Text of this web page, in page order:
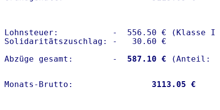
Lohnsteuer:           -  556.50 € (Klasse I)
Solidaritätszuschlag: -   30.60 €
Abzüge gesamt:        -
  587.10 €
Monats-Brutto: 3113.05 €